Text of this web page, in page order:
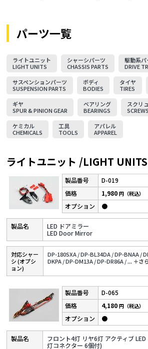
パーツ一覧
ライトユニット
LIGHT UNITS
シャーシパーツ
CHASSIS PARTS
駆動系パ
DRIVE
サスペンションパーツ
SUSPENSION PARTS
ボディ
BODIES
タイヤ
TIRES
ギヤ
SPUR & PINION GEAR
ベアリング
BEARINGS
スクリ
SCREWS
ケミカル
CHEMICALS
工具
TOOLS
アパレル
APPAREL
ライトユニット /LIGHT UNITS
D-019
LED ドアミラー
LED Door Mirror
1,980円（税込）
●
対応シャー
シ (オプシ
ョン)
DP-180SXA /DP-BL34DA /DP-BNAA /
DKPA /DP-DM13A /DP-DR86A /... ＋さ
D-065
フロント4灯 リヤ6灯 アクティブ
灯コネクター 6個付)
4,180円（税込）
●